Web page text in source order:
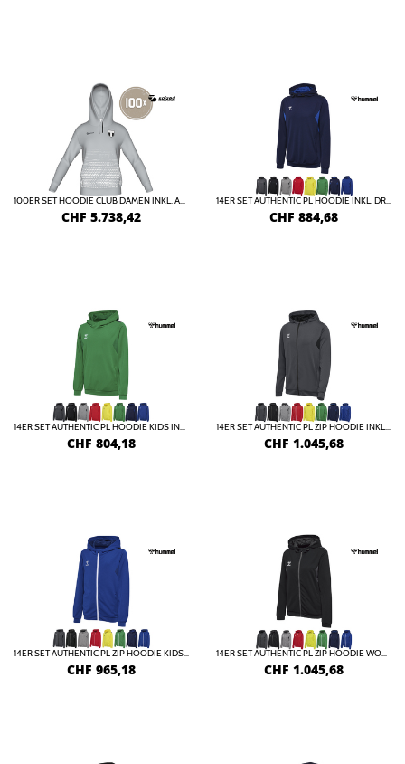
100ER SET HOODIE CLUB DAMEN INKL. ALLER DRUCKKOSTEN
CHF 5.738,42
14ER SET AUTHENTIC PL HOODIE INKL. DRUCK
CHF 884,68
14ER SET AUTHENTIC PL HOODIE KIDS INKL. DRUCK
CHF 804,18
14ER SET AUTHENTIC PL ZIP HOODIE INKL. DRUCK
CHF 1.045,68
14ER SET AUTHENTIC PL ZIP HOODIE KIDS INKL. DRUCK
CHF 965,18
14ER SET AUTHENTIC PL ZIP HOODIE WOMAN INKL. DRUCK
CHF 1.045,68